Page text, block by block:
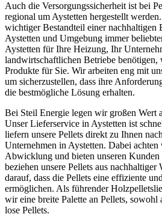
Auch die Versorgungssicherheit ist bei
regional um Aystetten hergestellt
wichtiger Bestandteil einer nachhaltigen
Aystetten und Umgebung immer
Aystetten für Ihre Heizung, Ihr
landwirtschaftlichen Betriebe benötigen,
Produkte für Sie. Wir arbeiten eng mit
um sicherzustellen, dass ihre
die bestmögliche Lösung erhalten.
Bei Steil Energie legen wir großen Wert
Unser Lieferservice in Aystetten ist
liefern unsere Pellets direkt zu Ihnen
Unternehmen in Aystetten. Dabei
Abwicklung und bieten unseren
beziehen unsere Pellets aus
darauf, dass die Pellets eine effiziente
ermöglichen. Als führender
wir eine breite Palette an Pellets, sowohl
lose Pellets.